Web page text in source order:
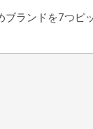
ブランドを7つピ